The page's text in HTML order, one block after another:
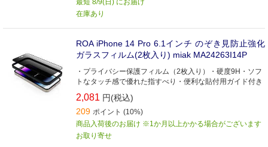
最短 8/9(日) にお届け
在庫あり
ROA iPhone 14 Pro 6.1インチ のぞき見防止強化
ガラスフィルム(2枚入り) miak MA24263I14P
・プライバシー保護フィルム（2枚入り）・硬度9H・ソフ
トなタッチ感で優れた指すべり・便利な貼付用ガイド付き
2,081 円(税込)
209 ポイント (10%)
商品入荷後のお届け ※1か月以上かかる場合がございます
お取り寄せ